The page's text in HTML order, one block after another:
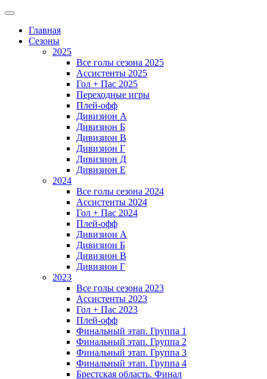
Главная
Сезоны
2025
Все голы сезона 2025
Ассистенты 2025
Гол + Пас 2025
Переходные игры
Плей-офф
Дивизион A
Дивизион Б
Дивизион В
Дивизион Г
Дивизион Д
Дивизион Е
2024
Все голы сезона 2024
Ассистенты 2024
Гол + Пас 2024
Плей-офф
Дивизион A
Дивизион Б
Дивизион В
Дивизион Г
2023
Все голы сезона 2023
Ассистенты 2023
Гол + Пас 2023
Плей-офф
Финальный этап. Группа 1
Финальный этап. Группа 2
Финальный этап. Группа 3
Финальный этап. Группа 4
Брестская область. Финал